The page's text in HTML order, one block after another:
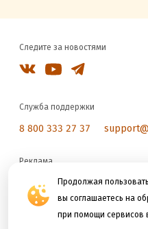
Продолжая
вы соглашаетесь на
при помощи сервисов
Следите за новостями
Служба поддержки
8 800 333 27 37
Реклама
reklama@litres.ru
Мы принимаем к оплате